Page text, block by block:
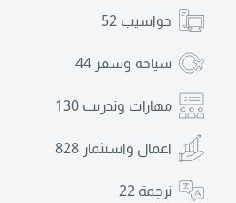
حواسيب 52
سياحة وسفر 44
مهارات وتدريب 130
اعمال واستثمار 828
ترجمة 22